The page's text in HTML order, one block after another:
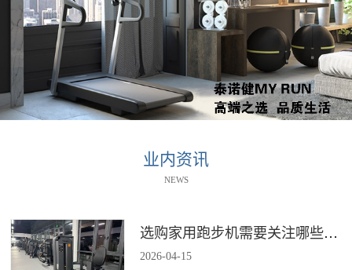
业内资讯
NEWS
选购家用跑步机需要关注哪些核心参数？
2026-04-15